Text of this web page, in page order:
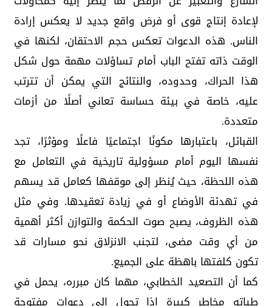
لإعادة إنتاج قوى أو فرض واقع جديد لا يعكس إرادة
الناس. هذه الدعوات تعكس حجم الاحتقان، لكنها في
الوقت ذاته تفتح الباب أمام تساؤلات مهمة حول شكل
هذا الحراك، وحدوده، والنتائج التي يمكن أن تترتب
عليه، خاصة في بيئة حساسة تعاني أصلًا من أزمات
متعددة.
القبائل، باعتبارها مكونًا اجتماعيًا فاعلًا ومؤثرًا، تجد
نفسها اليوم أمام مسؤولية تاريخية في التعامل مع
هذه اللحظة، حيث يُنظر إلى موقفها كعامل قد يسهم
في تهدئة الأوضاع أو في زيادة تعقيدها. وفي مثل
هذه الظروف، يصبح صوت الحكمة والتوازن أكثر أهمية
من أي وقت مضى، لتجنب الانزلاق نحو مسارات قد
تكون كلفتها باهظة على الجميع.
كما أن التصعيد الخطابي، مهما كان مبرره، يحمل في